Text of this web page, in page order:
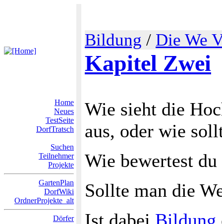
Bildung / Die We
Kapitel Zwei
Home
Neues
TestSeite
DorfTratsch
Suchen
Teilnehmer
Projekte
GartenPlan
DorfWiki
OrdnerProjekte_alt
Dörfer
Wie sieht die
aus, oder wie
Wie bewertest
Sollte man die